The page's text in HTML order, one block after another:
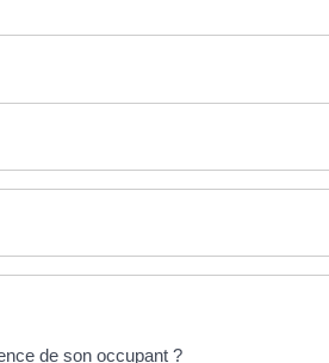
de son occupant ?